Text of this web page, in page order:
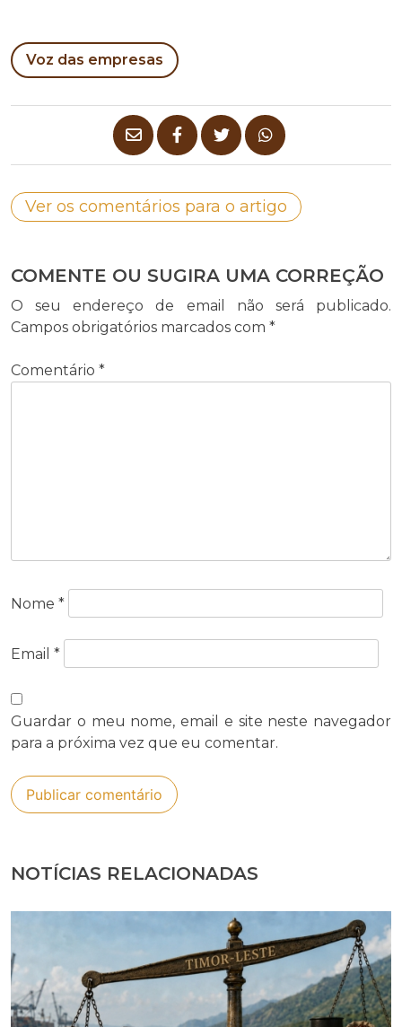
Voz das empresas
Ver os comentários para o artigo
COMENTE OU SUGIRA UMA CORREÇÃO
O seu endereço de email não será publicado.
Campos obrigatórios marcados com *
Comentário *
Nome *
Email *
Guardar o meu nome, email e site neste navegador
para a próxima vez que eu comentar.
NOTÍCIAS RELACIONADAS